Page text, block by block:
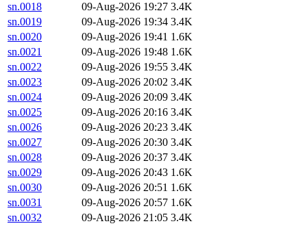
sn.0018
09-Aug-2026 19:27 3.4K
sn.0019
09-Aug-2026 19:34 3.4K
sn.0020
09-Aug-2026 19:41 1.6K
sn.0021
09-Aug-2026 19:48 1.6K
sn.0022
09-Aug-2026 19:55 3.4K
sn.0023
09-Aug-2026 20:02 3.4K
sn.0024
09-Aug-2026 20:09 3.4K
sn.0025
09-Aug-2026 20:16 3.4K
sn.0026
09-Aug-2026 20:23 3.4K
sn.0027
09-Aug-2026 20:30 3.4K
sn.0028
09-Aug-2026 20:37 3.4K
sn.0029
09-Aug-2026 20:43 1.6K
sn.0030
09-Aug-2026 20:51 1.6K
sn.0031
09-Aug-2026 20:57 1.6K
sn.0032
09-Aug-2026 21:05 3.4K